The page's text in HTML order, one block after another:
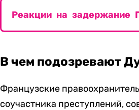
Реакции на задержание
В чем подозревают
Французские
соучастника преступлений,